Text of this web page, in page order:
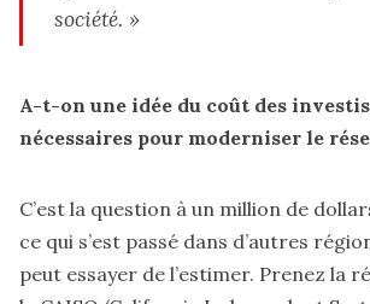
société. »
A-t-on une idée du coût des
nécessaires pour moderniser le
C’est la question à un million de
ce qui s’est passé dans d’autres
peut essayer de l’estimer. Prenez la